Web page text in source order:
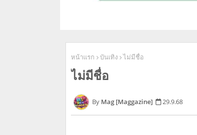
หน้าแรก บันเทิง ไม่มีชื่อ
ไม่มีชื่อ
Mag [Maggazine] 29.9.68